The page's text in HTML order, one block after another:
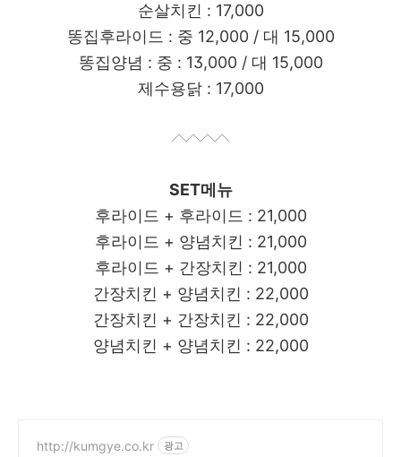
순살치킨 : 17,000
똥집후라이드 : 중 12,000 / 대 15,000
똥집양념 : 중 : 13,000 / 대 15,000
제수용닭 : 17,000
SET메뉴
후라이드 + 후라이드 : 21,000
후라이드 + 양념치킨 : 21,000
후라이드 + 간장치킨 : 21,000
간장치킨 + 양념치킨 : 22,000
간장치킨 + 간장치킨 : 22,000
양념치킨 + 양념치킨 : 22,000
http://kumgye.co.kr 광고